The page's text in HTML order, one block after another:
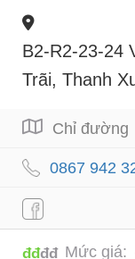
B2-R2-23-24
Trãi, Thanh
Chỉ đường
0867 942
đđđđ Mức giá: